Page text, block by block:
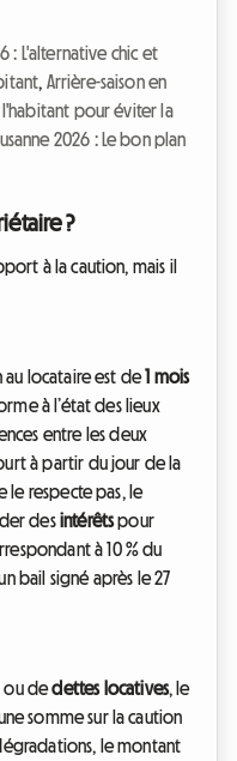
: L'alternative chic et
, Arrière-saison en
l'habitant pour éviter la
2026 : Le bon plan
?
à la caution, mais il
au locataire est de1 mois
à l’état des lieux
entre les deux
à partir du jour de la
le respecte pas, le
desintérêtspour
à 10 % du
bail signé après le 27
ou dedettes locatives, le
somme sur la caution
le montant